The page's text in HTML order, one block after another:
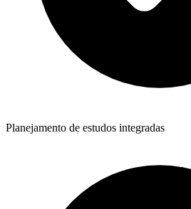
Planejamento de estudos integradas